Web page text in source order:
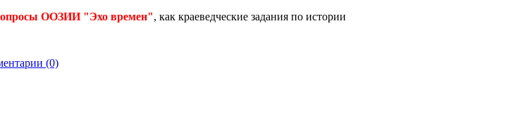
ООЗИИ "Эхо времен", как краеведческие задания по истории
(0)